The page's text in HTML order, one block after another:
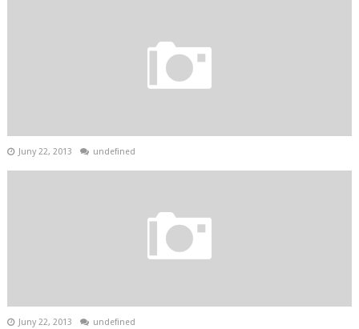
Juny 22, 2013 undefined
Juny 22, 2013 undefined